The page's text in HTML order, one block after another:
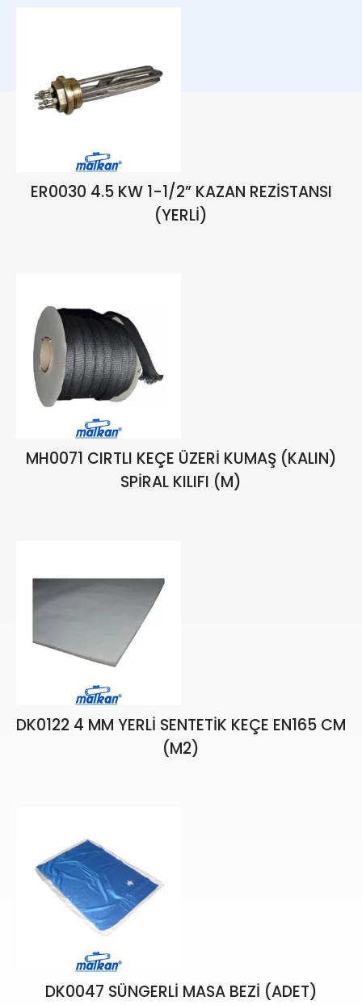
ER0030 4.5 KW 1-1/2” KAZAN REZİSTANSI
(YERLİ)
1.451,76 ₺ 1.234,00
MH0071 CIRTLI KEÇE ÜZERİ KUMAŞ (KALIN)
SPİRAL KILIFI (M)
₺ 483,92 ₺411,33
DK0122 4 MM YERLİ SENTETİK KEÇE EN165 CM
(M2)
725,88 ₺617,00
DK0047 SÜNGERLİ MASA BEZİ (ADET)